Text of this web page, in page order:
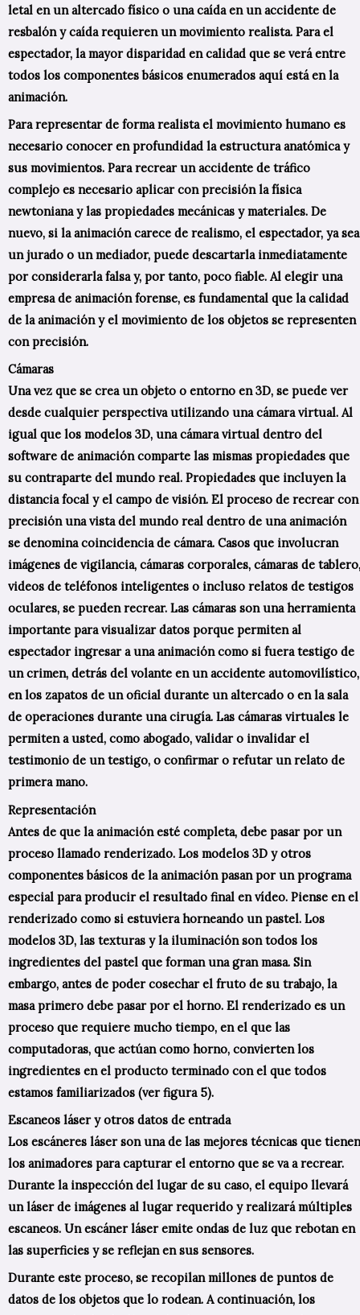
letal en un altercado físico o una caída en un accidente de
resbalón y caída requieren un movimiento realista. Para el
espectador, la mayor disparidad en calidad que se verá entre
todos los componentes básicos enumerados aquí está en la
animación.
Para representar de forma realista el movimiento humano es
necesario conocer en profundidad la estructura anatómica y
sus movimientos. Para recrear un accidente de tráfico
complejo es necesario aplicar con precisión la física
newtoniana y las propiedades mecánicas y materiales. De
nuevo, si la animación carece de realismo, el espectador, ya sea
un jurado o un mediador, puede descartarla inmediatamente
por considerarla falsa y, por tanto, poco fiable. Al elegir una
empresa de animación forense, es fundamental que la calidad
de la animación y el movimiento de los objetos se representen
con precisión.
Cámaras
Una vez que se crea un objeto o entorno en 3D, se puede ver
desde cualquier perspectiva utilizando una cámara virtual. Al
igual que los modelos 3D, una cámara virtual dentro del
software de animación comparte las mismas propiedades que
su contraparte del mundo real. Propiedades que incluyen la
distancia focal y el campo de visión. El proceso de recrear con
precisión una vista del mundo real dentro de una animación
se denomina coincidencia de cámara. Casos que involucran
imágenes de vigilancia, cámaras corporales, cámaras de tablero,
videos de teléfonos inteligentes o incluso relatos de testigos
oculares, se pueden recrear. Las cámaras son una herramienta
importante para visualizar datos porque permiten al
espectador ingresar a una animación como si fuera testigo de
un crimen, detrás del volante en un accidente automovilístico,
en los zapatos de un oficial durante un altercado o en la sala
de operaciones durante una cirugía. Las cámaras virtuales le
permiten a usted, como abogado, validar o invalidar el
testimonio de un testigo, o confirmar o refutar un relato de
primera mano.
Representación
Antes de que la animación esté completa, debe pasar por un
proceso llamado renderizado. Los modelos 3D y otros
componentes básicos de la animación pasan por un programa
especial para producir el resultado final en vídeo. Piense en el
renderizado como si estuviera horneando un pastel. Los
modelos 3D, las texturas y la iluminación son todos los
ingredientes del pastel que forman una gran masa. Sin
embargo, antes de poder cosechar el fruto de su trabajo, la
masa primero debe pasar por el horno. El renderizado es un
proceso que requiere mucho tiempo, en el que las
computadoras, que actúan como horno, convierten los
ingredientes en el producto terminado con el que todos
estamos familiarizados (ver figura 5).
Escaneos láser y otros datos de entrada
Los escáneres láser son una de las mejores técnicas que tienen
los animadores para capturar el entorno que se va a recrear.
Durante la inspección del lugar de su caso, el equipo llevará
un láser de imágenes al lugar requerido y realizará múltiples
escaneos. Un escáner láser emite ondas de luz que rebotan en
las superficies y se reflejan en sus sensores.
Durante este proceso, se recopilan millones de puntos de
datos de los objetos que lo rodean. A continuación, los